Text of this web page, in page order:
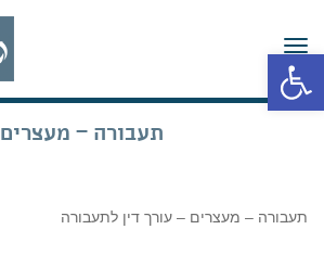
פתח סרגל נגישות
תפריט
תעבורה – מעצרים
תעבורה – מעצרים – עורך דין לתעבורה